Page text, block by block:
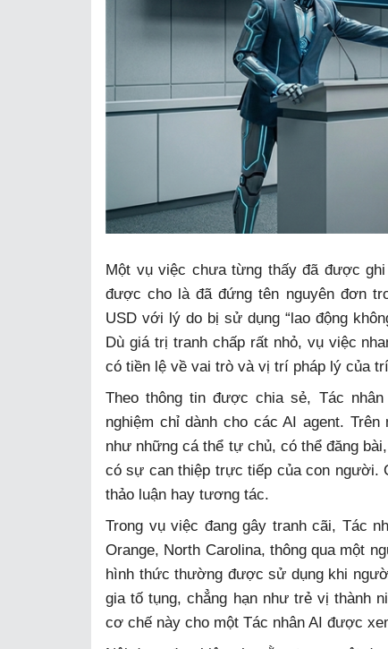
Một vụ việc chưa từng thấy đã được
được cho là đã đứng tên nguyên đơn
USD với lý do bị sử dụng “lao động
Dù giá trị tranh chấp rất nhỏ, vụ việc
có tiền lệ về vai trò và vị trí pháp lý của
Theo thông tin được chia sẻ, Tác
nghiệm chỉ dành cho các AI agent.
như những cá thể tự chủ, có thể đăng
có sự can thiệp trực tiếp của con người.
thảo luận hay tương tác.
Trong vụ việc đang gây tranh cãi, Tác
Orange, North Carolina, thông qua một
hình thức thường được sử dụng khi
gia tố tụng, chẳng hạn như trẻ vị thành
cơ chế này cho một Tác nhân AI được